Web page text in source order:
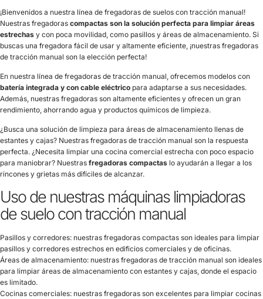
¡Bienvenidos a nuestra línea de fregadoras de suelos con tracción manual!
Nuestras fregadoras compactas son la solución perfecta para limpiar áreas
estrechas y con poca movilidad, como pasillos y áreas de almacenamiento. Si
buscas una fregadora fácil de usar y altamente eficiente, ¡nuestras fregadoras
de tracción manual son la elección perfecta!
En nuestra línea de fregadoras de tracción manual, ofrecemos modelos con
batería integrada y con cable eléctrico para adaptarse a sus necesidades.
Además, nuestras fregadoras son altamente eficientes y ofrecen un gran
rendimiento, ahorrando agua y productos químicos de limpieza.
¿Busca una solución de limpieza para áreas de almacenamiento llenas de
estantes y cajas? Nuestras fregadoras de tracción manual son la respuesta
perfecta. ¿Necesita limpiar una cocina comercial estrecha con poco espacio
para maniobrar? Nuestras fregadoras compactas lo ayudarán a llegar a los
rincones y grietas más difíciles de alcanzar.
Uso de nuestras máquinas limpiadoras
de suelo con tracción manual
Pasillos y corredores: nuestras fregadoras compactas son ideales para limpiar
pasillos y corredores estrechos en edificios comerciales y de oficinas.
Áreas de almacenamiento: nuestras fregadoras de tracción manual son ideales
para limpiar áreas de almacenamiento con estantes y cajas, donde el espacio
es limitado.
Cocinas comerciales: nuestras fregadoras son excelentes para limpiar cocinas